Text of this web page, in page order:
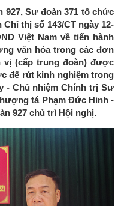
927, Sư đoàn 371 tổ chức
thị số 143/CT ngày 12-
Việt Nam về tiến hành
văn hóa trong các đơn
(cấp trung đoàn) được
để rút kinh nghiệm trong
- Chủ nhiệm Chính trị Sư
tá Phạm Đức Hinh -
927 chủ trì Hội nghị.